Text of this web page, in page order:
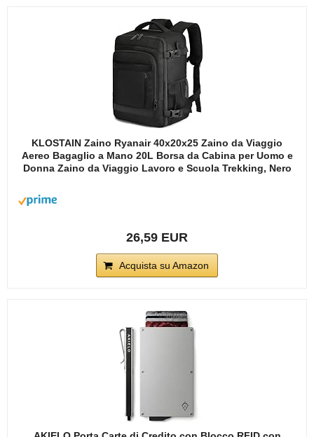
KLOSTAIN Zaino Ryanair 40x20x25 Zaino da Viaggio
Aereo Bagaglio a Mano 20L Borsa da Cabina per Uomo e
Donna Zaino da Viaggio Lavoro e Scuola Trekking, Nero
26,59 EUR
Acquista su Amazon